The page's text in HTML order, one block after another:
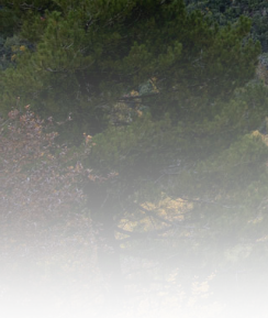
PLANS DE